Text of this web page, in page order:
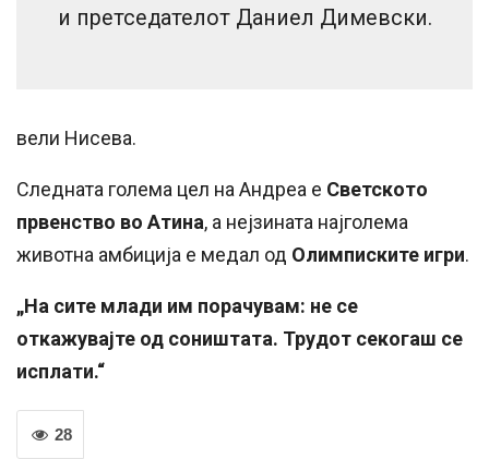
и претседателот Даниел Димевски.
вели Нисева.
Следната голема цел на Андреа е Светското
првенство во Атина, а нејзината најголема
животна амбиција е медал од Олимписките игри.
„На сите млади им порачувам: не се
откажувајте од соништата. Трудот секогаш се
исплати.“
28